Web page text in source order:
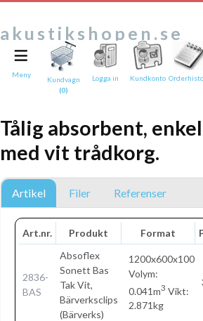
akustikshopen.se
Tålig absorbent,
med vit trådkorg.
Artikel Filer Referenser
Art.nr. Produkt Format
2836-
BAS
Absoflex
Sonett Bas
Tak Vit,
Bärverksclips
(Bärverks)
1200x600x100
Volym:
0.041m3 Vikt:
2.871kg
≡
Meny
Kundvagn
(0)
Logga in Kundkonto
Tipsa en vän:
e-post*
Text
Direktlänk till denna
Länken ovan kommer att